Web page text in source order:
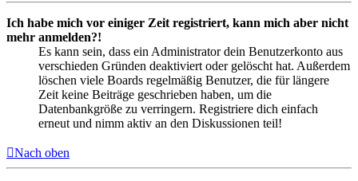
Ich habe mich vor einiger Zeit registriert, kann mich aber nicht
mehr anmelden?!
Es kann sein, dass ein Administrator dein Benutzerkonto aus
verschieden Gründen deaktiviert oder gelöscht hat. Außerdem
löschen viele Boards regelmäßig Benutzer, die für längere
Zeit keine Beiträge geschrieben haben, um die
Datenbankgröße zu verringern. Registriere dich einfach
erneut und nimm aktiv an den Diskussionen teil!
Nach oben